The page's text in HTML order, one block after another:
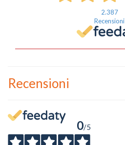
2.387
Recensioni
Recensioni
0/5